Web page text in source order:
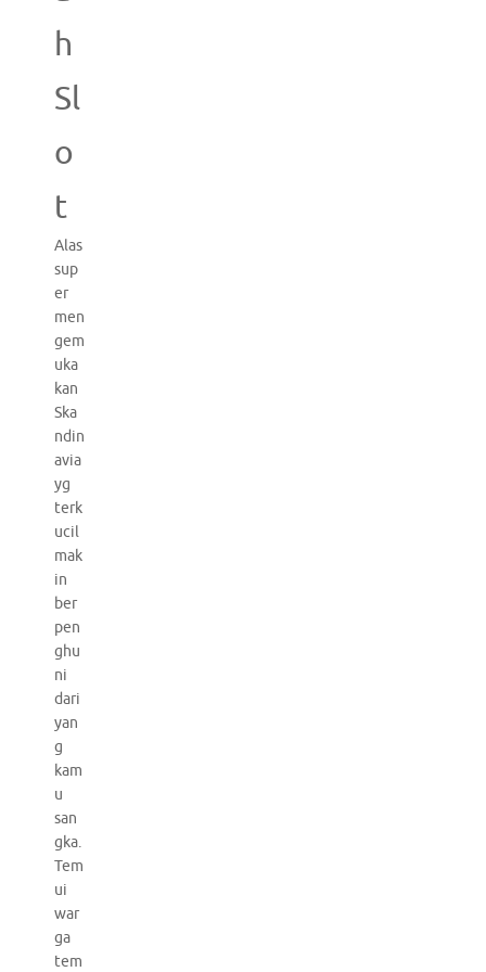
h
Sl
o
t
Alas
sup
er
men
gem
uka
kan
Ska
ndin
avia
yg
terk
ucil
mak
in
ber
pen
ghu
ni
dari
yan
g
kam
u
san
gka.
Tem
ui
war
ga
tem